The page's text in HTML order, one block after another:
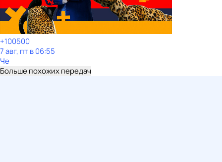
+100500
7 авг, пт в 06:55
Че
Больше похожих передач